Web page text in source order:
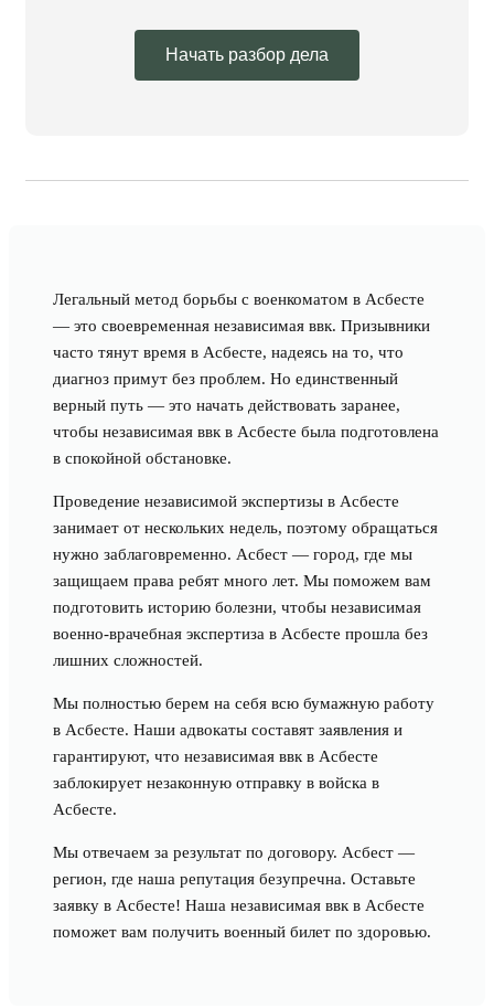
Начать разбор дела
Легальный метод борьбы с военкоматом в Асбесте
— это своевременная независимая ввк. Призывники
часто тянут время в Асбесте, надеясь на то, что
диагноз примут без проблем. Но единственный
верный путь — это начать действовать заранее,
чтобы независимая ввк в Асбесте была подготовлена
в спокойной обстановке.
Проведение независимой экспертизы в Асбесте
занимает от нескольких недель, поэтому обращаться
нужно заблаговременно. Асбест — город, где мы
защищаем права ребят много лет. Мы поможем вам
подготовить историю болезни, чтобы независимая
военно-врачебная экспертиза в Асбесте прошла без
лишних сложностей.
Мы полностью берем на себя всю бумажную работу
в Асбесте. Наши адвокаты составят заявления и
гарантируют, что независимая ввк в Асбесте
заблокирует незаконную отправку в войска в
Асбесте.
Мы отвечаем за результат по договору. Асбест —
регион, где наша репутация безупречна. Оставьте
заявку в Асбесте! Наша независимая ввк в Асбесте
поможет вам получить военный билет по здоровью.